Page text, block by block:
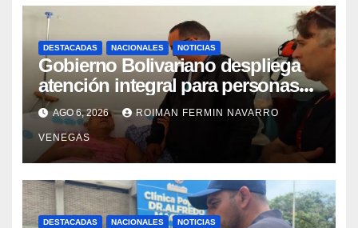
DESTACADAS NACIONALES NOTICIAS
Gobierno Bolivariano despliega
atención integral para personas
con discapacidad en
campamentos de La Guaira
AGO 6, 2026 ROIMAN FERMIN NAVARRO
VENEGAS
DESTACADAS NACIONALES NOTICIAS